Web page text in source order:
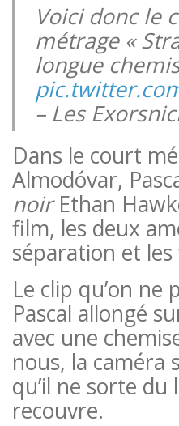
Voici donc le
métrage «
longue
– Les
Dans le court
Almodóvar,
noirEthan
film, les deux
séparation et
Le clip qu’on
Pascal allongé
avec une
nous, la caméra
qu’il ne sorte
recouvre.